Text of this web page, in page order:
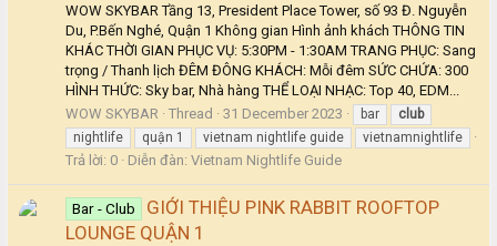
WOW SKYBAR Tầng 13, President Place Tower, số 93 Đ. Nguyễn
Du, P.Bến Nghé, Quận 1 Không gian Hình ảnh khách THÔNG TIN
KHÁC THỜI GIAN PHỤC VỤ: 5:30PM - 1:30AM TRANG PHỤC: Sang
trọng / Thanh lịch ĐÊM ĐÔNG KHÁCH: Mỗi đêm SỨC CHỨA: 300
HÌNH THỨC: Sky bar, Nhà hàng THỂ LOẠI NHẠC: Top 40, EDM...
WOW SKYBAR
Thread 31 December 2023 bar
club
nightlife
quận 1 vietnam nightlife guide vietnamnightlife
Trả lời: 0 Diễn đàn: Vietnam Nightlife Guide
Bar - Club
GIỚI THIỆU PINK RABBIT ROOFTOP
LOUNGE QUẬN 1